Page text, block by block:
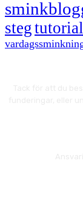
stegtutorial